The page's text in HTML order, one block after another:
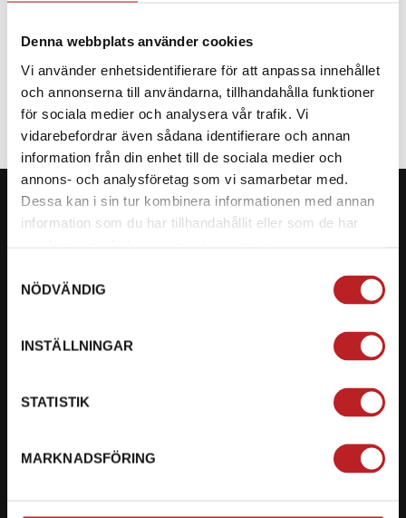
Denna webbplats använder cookies
Vi använder enhetsidentifierare för att anpassa innehållet
och annonserna till användarna, tillhandahålla funktioner
för sociala medier och analysera vår trafik. Vi
vidarebefordrar även sådana identifierare och annan
information från din enhet till de sociala medier och
annons- och analysföretag som vi samarbetar med.
Dessa kan i sin tur kombinera informationen med annan
information som du har tillhandahållit eller som de har
NÖDVÄNDIG
INSTÄLLNINGAR
STATISTIK
MARKNADSFÖRING
SPECIFIKATION
Org. nummer: 5566689278
Ryckepungsvägen 3, 79177 Falun